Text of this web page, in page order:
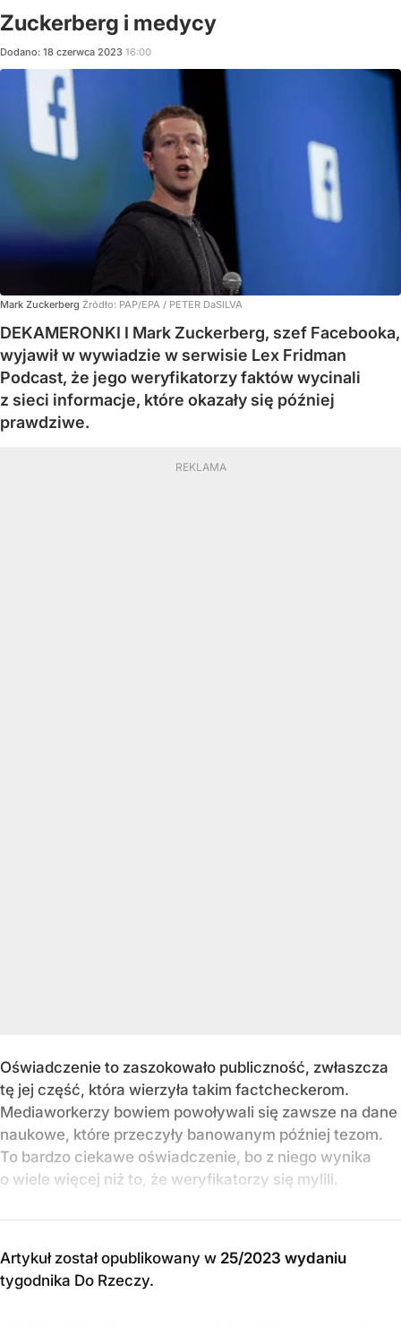
Zuckerberg i medycy
Dodano: 18 czerwca 2023 16:00
Mark Zuckerberg Źródło: PAP/EPA / PETER DaSILVA
DEKAMERONKI I Mark Zuckerberg, szef Facebooka,
wyjawił w wywiadzie w serwisie Lex Fridman
Podcast, że jego weryfikatorzy faktów wycinali
z sieci informacje, które okazały się później
prawdziwe.
Oświadczenie to zaszokowało publiczność, zwłaszcza
tę jej część, która wierzyła takim factcheckerom.
Mediaworkerzy bowiem powoływali się zawsze na dane
naukowe, które przeczyły banowanym później tezom.
To bardzo ciekawe oświadczenie, bo z niego wynika
o wiele więcej niż to, że weryfikatorzy się mylili.
Artykuł został opublikowany w 25/2023 wydaniu
tygodnika Do Rzeczy.